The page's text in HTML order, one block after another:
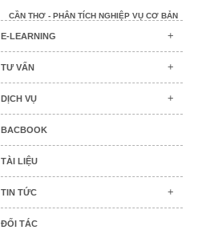
CẦN THƠ - PHÂN TÍCH NGHIỆP VỤ CƠ BẢN
BA CHO NGÀNH NGÂN HÀNG
CHUYÊN GIA ỨNG DỤNG AGILE
QUẢN TRỊ QUY TRÌNH NGHIỆP VỤ
BA & PM PHỐI HỢP HOÀN THIỆN
PHÂN TÍCH VÀ TRỰC QUAN HÓA DỮ LIỆU
CHUYÊN GIA BSC-KPI NỘI BỘ
E-LEARNING
TƯ VẤN
DỊCH VỤ
BACBOOK
TÀI LIỆU
TIN TỨC
ĐỐI TÁC